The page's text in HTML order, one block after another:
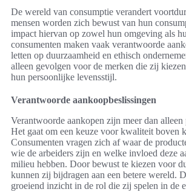
De wereld van consumptie verandert
mensen worden zich bewust van hun
impact hiervan op zowel hun omgeving als
consumenten maken vaak verantwoorde
letten op duurzaamheid en ethisch
alleen gevolgen voor de merken die zij
hun persoonlijke levensstijl.
Verantwoorde aankoopbeslissingen
Verantwoorde aankopen zijn meer dan
Het gaat om een keuze voor kwaliteit boven
Consumenten vragen zich af waar de
wie de arbeiders zijn en welke invloed deze
milieu hebben. Door bewust te kiezen voor
kunnen zij bijdragen aan een betere wereld.
groeiend inzicht in de rol die zij spelen in de